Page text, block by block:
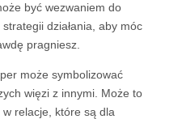
być wezwaniem do
działania, aby móc
pragniesz.
może symbolizować
więzi z innymi. Może to
relacje, które są dla